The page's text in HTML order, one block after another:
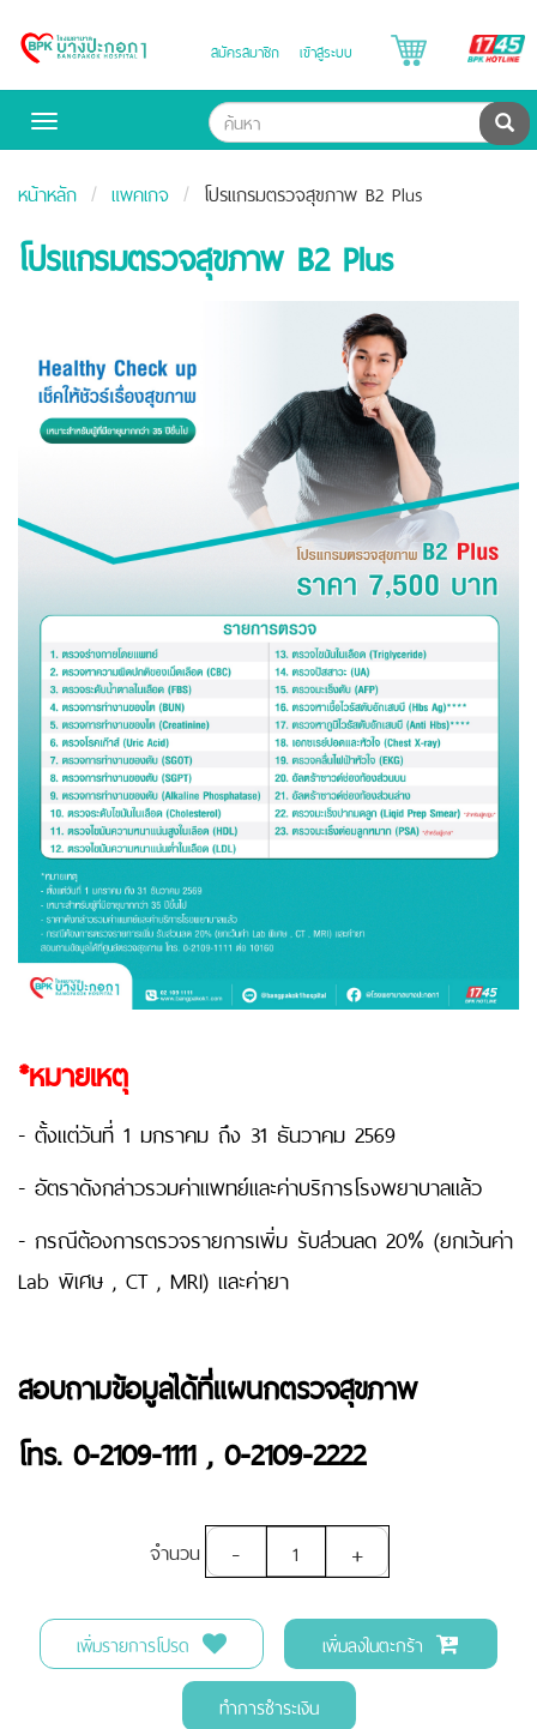
Bangpakok
สมัครสมาชิก เข้าสู่ระบบ
Toggle
ค้น
หน้าหลัก แพคเกจ โปรแกรมตรวจสุขภาพ B2 Plus
โปรแกรมตรวจสุขภาพ B2 Plus
*หมายเหตุ
- ตั้งแต่วันที่ 1 มกราคม ถึง 31 ธันวาคม 2569
- อัตราดังกล่าวรวมค่าแพทย์และค่าบริการโรงพยาบาลแล้ว
- กรณีต้องการตรวจรายการเพิ่ม รับส่วนลด 20% (ยกเว้นค่า
Lab พิเศษ , CT , MRI) และค่ายา
สอบถามข้อมูลได้ที่แผนกตรวจสุขภาพ
โทร. 0-2109-1111 , 0-2109-2222
จำนวน - +
เพิ่มรายการโปรด
เพิ่มลงในตะกร้า
ทำการชำระเงิน